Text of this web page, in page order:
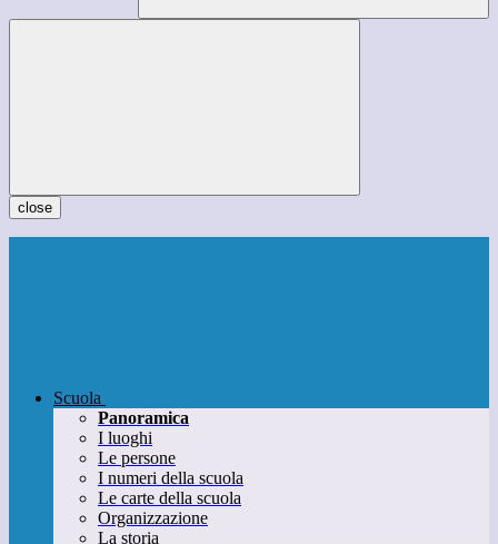
close
Scuola
Panoramica
I luoghi
Le persone
I numeri della scuola
Le carte della scuola
Organizzazione
La storia